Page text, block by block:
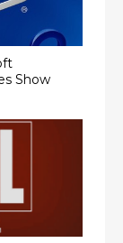
Show